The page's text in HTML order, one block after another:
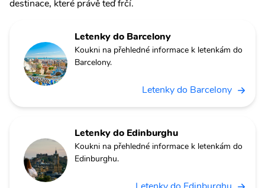
destinace, které právě teď frčí.
Letenky do Barcelony
Koukni na přehledné informace k letenkám do
Barcelony.
Letenky do Barcelony
Letenky do Edinburghu
Koukni na přehledné informace k letenkám do
Edinburghu.